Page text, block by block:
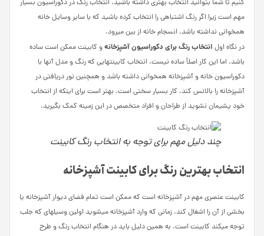
کنیم تا شما بتوانید انتخاب بهتری داشته باشید. انتخاب رنگ در دکوراسیون بسیار
مهم است زیرا اگر رنگ اشتباهی را انتخاب کرده باشید که با سایر وسایل خانه
همخوانی نداشته باشد، انسجام خانه از بین می­رود.
در نگاه اولانتخاب رنگ برای دکوراسیون آشپزخانهو کابینت ممکن است ساده
باشد. اما این کار اصلاً ساده نیست. انتخاب کابینت­هایی که رنگ و مدل آنها با
دکوراسیون خانه و آشپزخانه همخوانی داشته باشد و همچنین نور دریافتی در
آشپزخانه را بالانس کند، کار بسیار سختی است. بهتر است برای اینکه از انتخاب
خود پشیمان نشوید از طراحان و افراد متخصص در این زمینه کمک بگیرید.
چند دلیل مهم برای توجه به انتخاب رنگ کابینت
انتخاب بهترین رنگ برای کابینت آشپزخانه
کابینت عنصری مهم در آشپزخانه است که ممکن است تمام فضای دیوار آشپزخانه یا
بخشی از آن را اشغال کند. زمانی که وارد آشپزخانه می­شوید اولین وسیله­ای که جلب
توجه می­کند کابینت است. به همین دلیل باید در هنگام انتخاب رنگ و طرح